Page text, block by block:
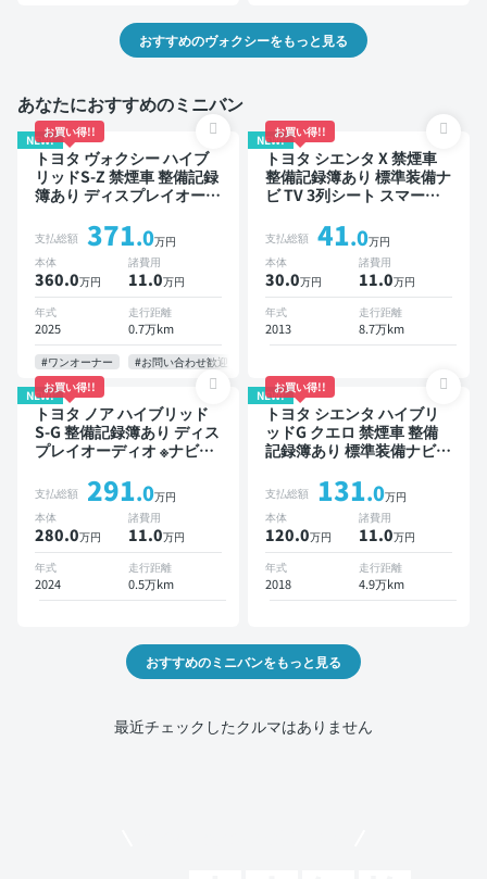
おすすめのヴォクシーをもっと見る
あなたにおすすめのミニバン
NEW!
お買い得!!
トヨタ ヴォクシー ハイブ
リッドS-Z 禁煙車 整備記録
簿あり ディスプレイオーデ
インドスポットモニター デ
ジタルインナーミラー オー
トクルーズ 3列シート スマ
ートキー ETC 電動バック
ドア バックモニター 全方
位カメラ ドライブレコーダ
ー 衝突軽減 両側電動スラ
イドドア 7人乗り
支払総額 371.0万円
本体
360.0万円
諸費用
11.0万円
年式
2025
走行距離
0.7万km
#ワンオーナー #お問い合わせ歓迎
NEW!
お買い得!!
トヨタ シエンタ X 禁煙車
整備記録簿あり 標準装備ナ
ビ TV 3列シート スマート
り
支払総額 41.0万円
本体
30.0万円
諸費用
11.0万円
年式
2013
走行距離
8.7万km
NEW!
お買い得!!
トヨタ ノア ハイブリッド
S-G 整備記録簿あり ディス
プレイオーディオ ※ナビキ
ズ 3列シート スマートキー
バックモニター ドライブレ
コーダー 衝突軽減 7人乗り
支払総額 291.0万円
本体
280.0万円
諸費用
11.0万円
年式
2024
走行距離
0.5万km
NEW!
お買い得!!
トヨタ シエンタ ハイブリ
ッドG クエロ 禁煙車 整備
記録簿あり 標準装備ナビ
クモニター ドライブレコー
ダー 衝突軽減 両側電動ス
ライドドア
支払総額 131.0万円
本体
120.0万円
諸費用
11.0万円
年式
2018
走行距離
4.9万km
おすすめのミニバンをもっと見る
最近チェックしたクルマはありません